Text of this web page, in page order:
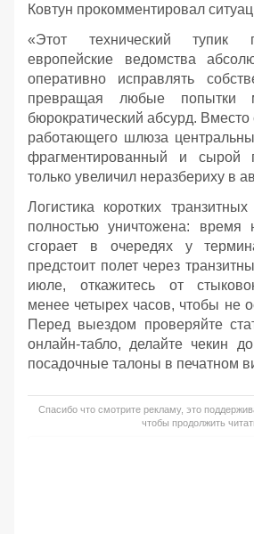
Ковтун прокомментировал
«Этот технический тупик
европейские ведомства
оперативно исправлять
превращая любые попытки
бюрократический абсурд. Вместо
работающего шлюза
фрагментированный и сырой
только увеличил неразбериху в
Логистика коротких
полностью уничтожена: время
сгорает в очередях у
предстоит полет через
июле, откажитесь от
менее четырех часов, чтобы не
Перед выездом проверяйте
онлайн-табло, делайте чекин
посадочные талоны в печатном
Спасибо что смотрите рекламу, это
чтобы продолжить